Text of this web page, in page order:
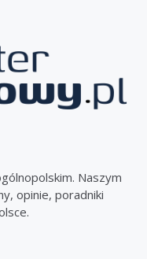
Naszym
opinie, poradniki